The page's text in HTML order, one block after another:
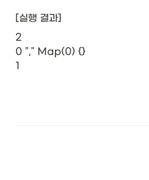
[실행 결과]
2
0 "," Map(0) {}
1